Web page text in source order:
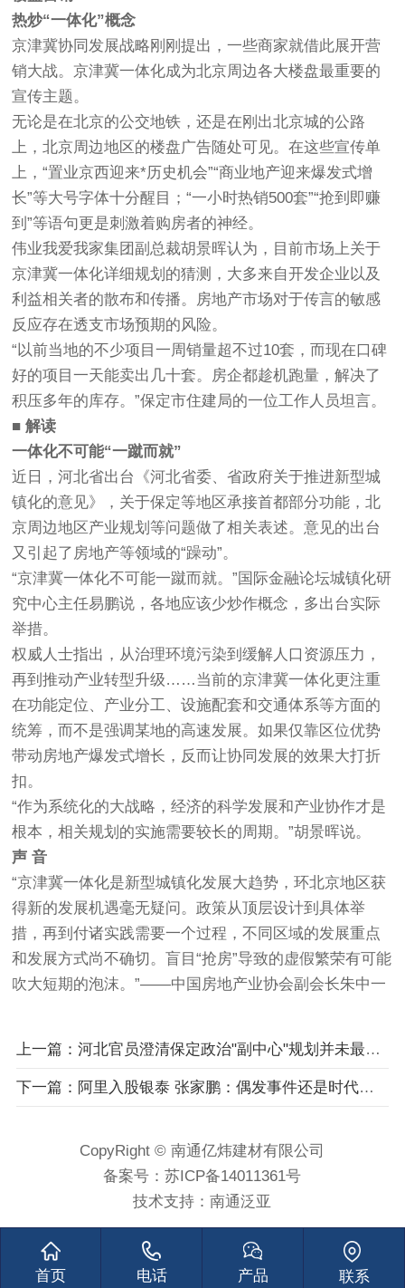
热炒“一体化”概念
京津冀协同发展战略刚刚提出，一些商家就借此展开营
销大战。京津冀一体化成为北京周边各大楼盘最重要的
宣传主题。
无论是在北京的公交地铁，还是在刚出北京城的公路
上，北京周边地区的楼盘广告随处可见。在这些宣传单
上，“置业京西迎来*历史机会”“商业地产迎来爆发式增
长”等大号字体十分醒目；“一小时热销500套”“抢到即赚
到”等语句更是刺激着购房者的神经。
伟业我爱我家集团副总裁胡景晖认为，目前市场上关于
京津冀一体化详细规划的猜测，大多来自开发企业以及
利益相关者的散布和传播。房地产市场对于传言的敏感
反应存在透支市场预期的风险。
“以前当地的不少项目一周销量超不过10套，而现在口碑
好的项目一天能卖出几十套。房企都趁机跑量，解决了
积压多年的库存。”保定市住建局的一位工作人员坦言。
■ 解读
一体化不可能“一蹴而就”
近日，河北省出台《河北省委、省政府关于推进新型城
镇化的意见》，关于保定等地区承接首都部分功能，北
京周边地区产业规划等问题做了相关表述。意见的出台
又引起了房地产等领域的“躁动”。
“京津冀一体化不可能一蹴而就。”国际金融论坛城镇化研
究中心主任易鹏说，各地应该少炒作概念，多出台实际
举措。
权威人士指出，从治理环境污染到缓解人口资源压力，
再到推动产业转型升级……当前的京津冀一体化更注重
在功能定位、产业分工、设施配套和交通体系等方面的
统筹，而不是强调某地的高速发展。如果仅靠区位优势
带动房地产爆发式增长，反而让协同发展的效果大打折
扣。
“作为系统化的大战略，经济的科学发展和产业协作才是
根本，相关规划的实施需要较长的周期。”胡景晖说。
声 音
“京津冀一体化是新型城镇化发展大趋势，环北京地区获
得新的发展机遇毫无疑问。政策从顶层设计到具体举
措，再到付诸实践需要一个过程，不同区域的发展重点
和发展方式尚不确切。盲目“抢房”导致的虚假繁荣有可能
吹大短期的泡沫。”――中国房地产业协会副会长朱中一
上一篇：河北官员澄清保定政治"副中心"规划并未最终定稿
下一篇：阿里入股银泰 张家鹏：偶发事件还是时代趋势？
CopyRight © 南通亿炜建材有限公司
备案号：苏ICP备14011361号
技术支持：南通泛亚
首页 电话 产品 联系